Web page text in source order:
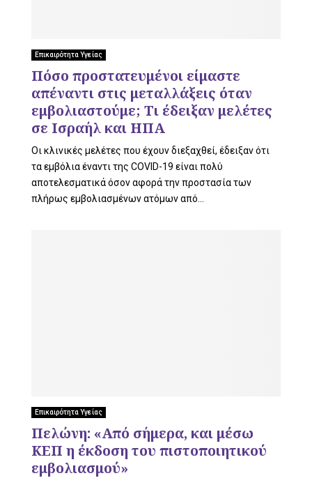
Επικαιρότητα Υγείας
Πόσο προστατευμένοι είμαστε
απέναντι στις μεταλλάξεις όταν
εμβολιαστούμε; Τι έδειξαν μελέτες
σε Ισραήλ και ΗΠΑ
Οι κλινικές μελέτες που έχουν διεξαχθεί, έδειξαν ότι
τα εμβόλια έναντι της COVID-19 είναι πολύ
αποτελεσματικά όσον αφορά την προστασία των
πλήρως εμβολιασμένων ατόμων από...
Επικαιρότητα Υγείας
Πελώνη: «Από σήμερα, και μέσω
ΚΕΠ η έκδοση του πιστοποιητικού
εμβολιασμού»